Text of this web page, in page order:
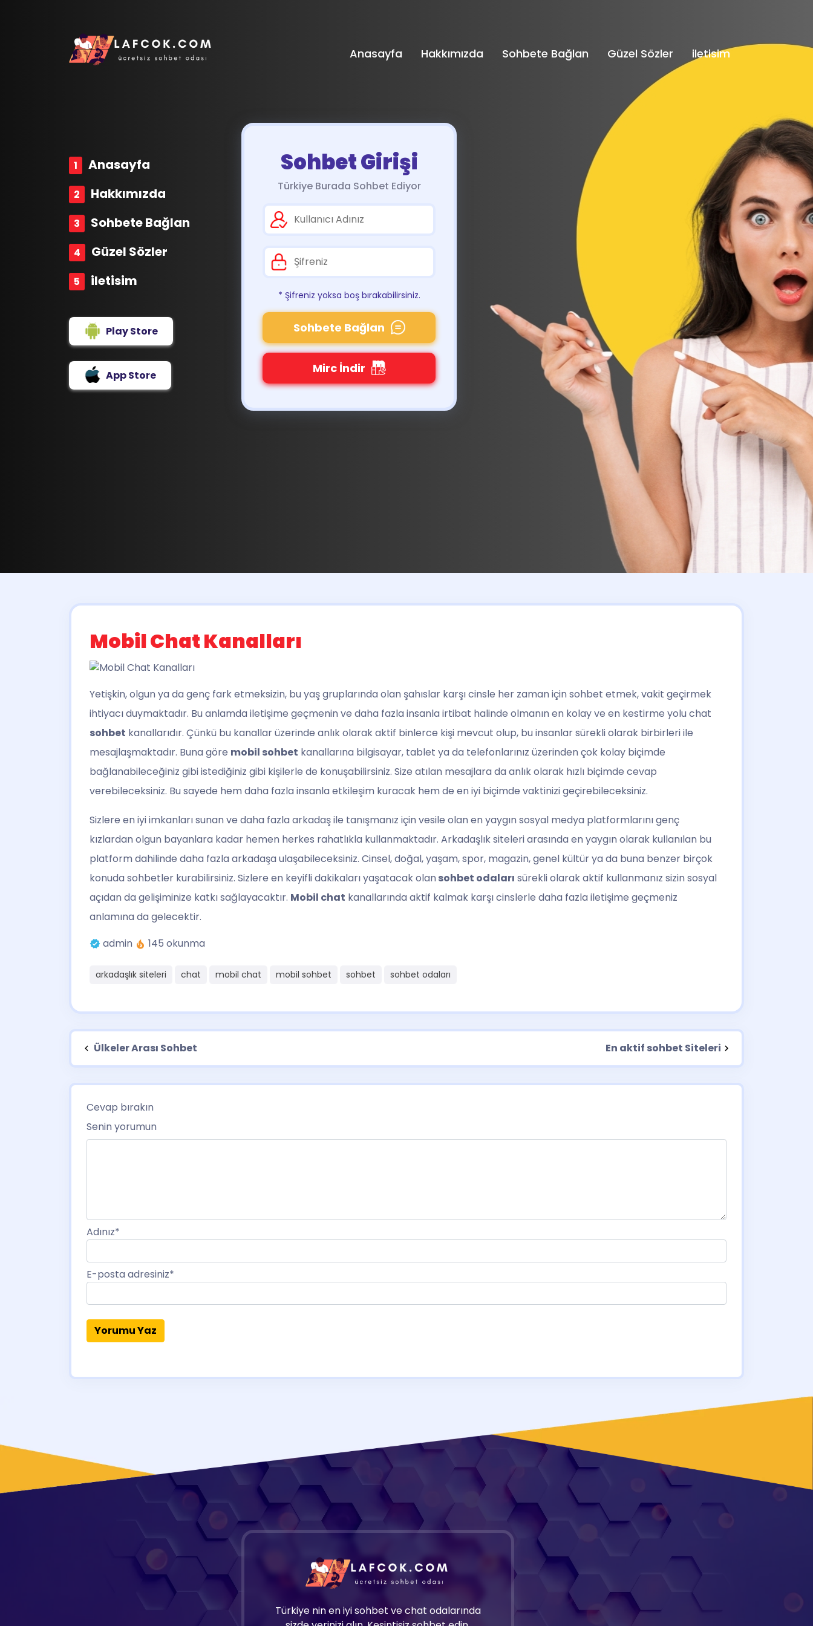
Anasayfa Hakkımızda Sohbete Bağlan Güzel Sözler iletisim
Anasayfa
Hakkımızda
Sohbete Bağlan
Güzel Sözler
iletisim
Play Store
App Store
Sohbet Girişi
Türkiye Burada Sohbet Ediyor
* Şifreniz yoksa boş bırakabilirsiniz.
Sohbete Bağlan
Mirc İndir
Mobil Chat Kanalları
Yetişkin, olgun ya da genç fark etmeksizin, bu yaş gruplarında olan şahıslar karşı cinsle her zaman için sohbet etmek, vakit geçirmek
ihtiyacı duymaktadır. Bu anlamda iletişime geçmenin ve daha fazla insanla irtibat halinde olmanın en kolay ve en kestirme yolu chat
sohbet kanallarıdır. Çünkü bu kanallar üzerinde anlık olarak aktif binlerce kişi mevcut olup, bu insanlar sürekli olarak birbirleri ile
mesajlaşmaktadır. Buna göre mobil sohbet kanallarına bilgisayar, tablet ya da telefonlarınız üzerinden çok kolay biçimde
bağlanabileceğiniz gibi istediğiniz gibi kişilerle de konuşabilirsiniz. Size atılan mesajlara da anlık olarak hızlı biçimde cevap
verebileceksiniz. Bu sayede hem daha fazla insanla etkileşim kuracak hem de en iyi biçimde vaktinizi geçirebileceksiniz.
Sizlere en iyi imkanları sunan ve daha fazla arkadaş ile tanışmanız için vesile olan en yaygın sosyal medya platformlarını genç
kızlardan olgun bayanlara kadar hemen herkes rahatlıkla kullanmaktadır. Arkadaşlık siteleri arasında en yaygın olarak kullanılan bu
platform dahilinde daha fazla arkadaşa ulaşabileceksiniz. Cinsel, doğal, yaşam, spor, magazin, genel kültür ya da buna benzer birçok
konuda sohbetler kurabilirsiniz. Sizlere en keyifli dakikaları yaşatacak olansohbet odaları sürekli olarak aktif kullanmanız sizin sosyal
açıdan da gelişiminize katkı sağlayacaktır. Mobil chat kanallarında aktif kalmak karşı cinslerle daha fazla iletişime geçmeniz
anlamına da gelecektir.
admin
145 okunma
arkadaşlık siteleri chat mobil chat mobil sohbet sohbet sohbet odaları
Ülkeler Arası Sohbet En aktif sohbet Siteleri
Cevap bırakın
Senin yorumun
Adınız*
E-posta adresiniz*
Türkiye nin en iyi sohbet ve chat odalarında